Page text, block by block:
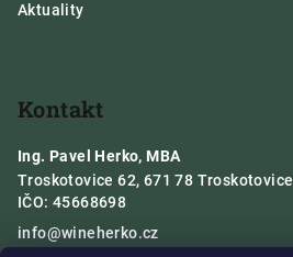
Aktuality
Kontakt
Ing. Pavel Herko, MBA
Troskotovice 62, 671 78 Troskotovice
IČO: 45668698
info@wineherko.cz